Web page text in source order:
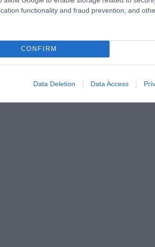
functionality and fraud prevention, and
CONFIRM
Data Deletion Data Access